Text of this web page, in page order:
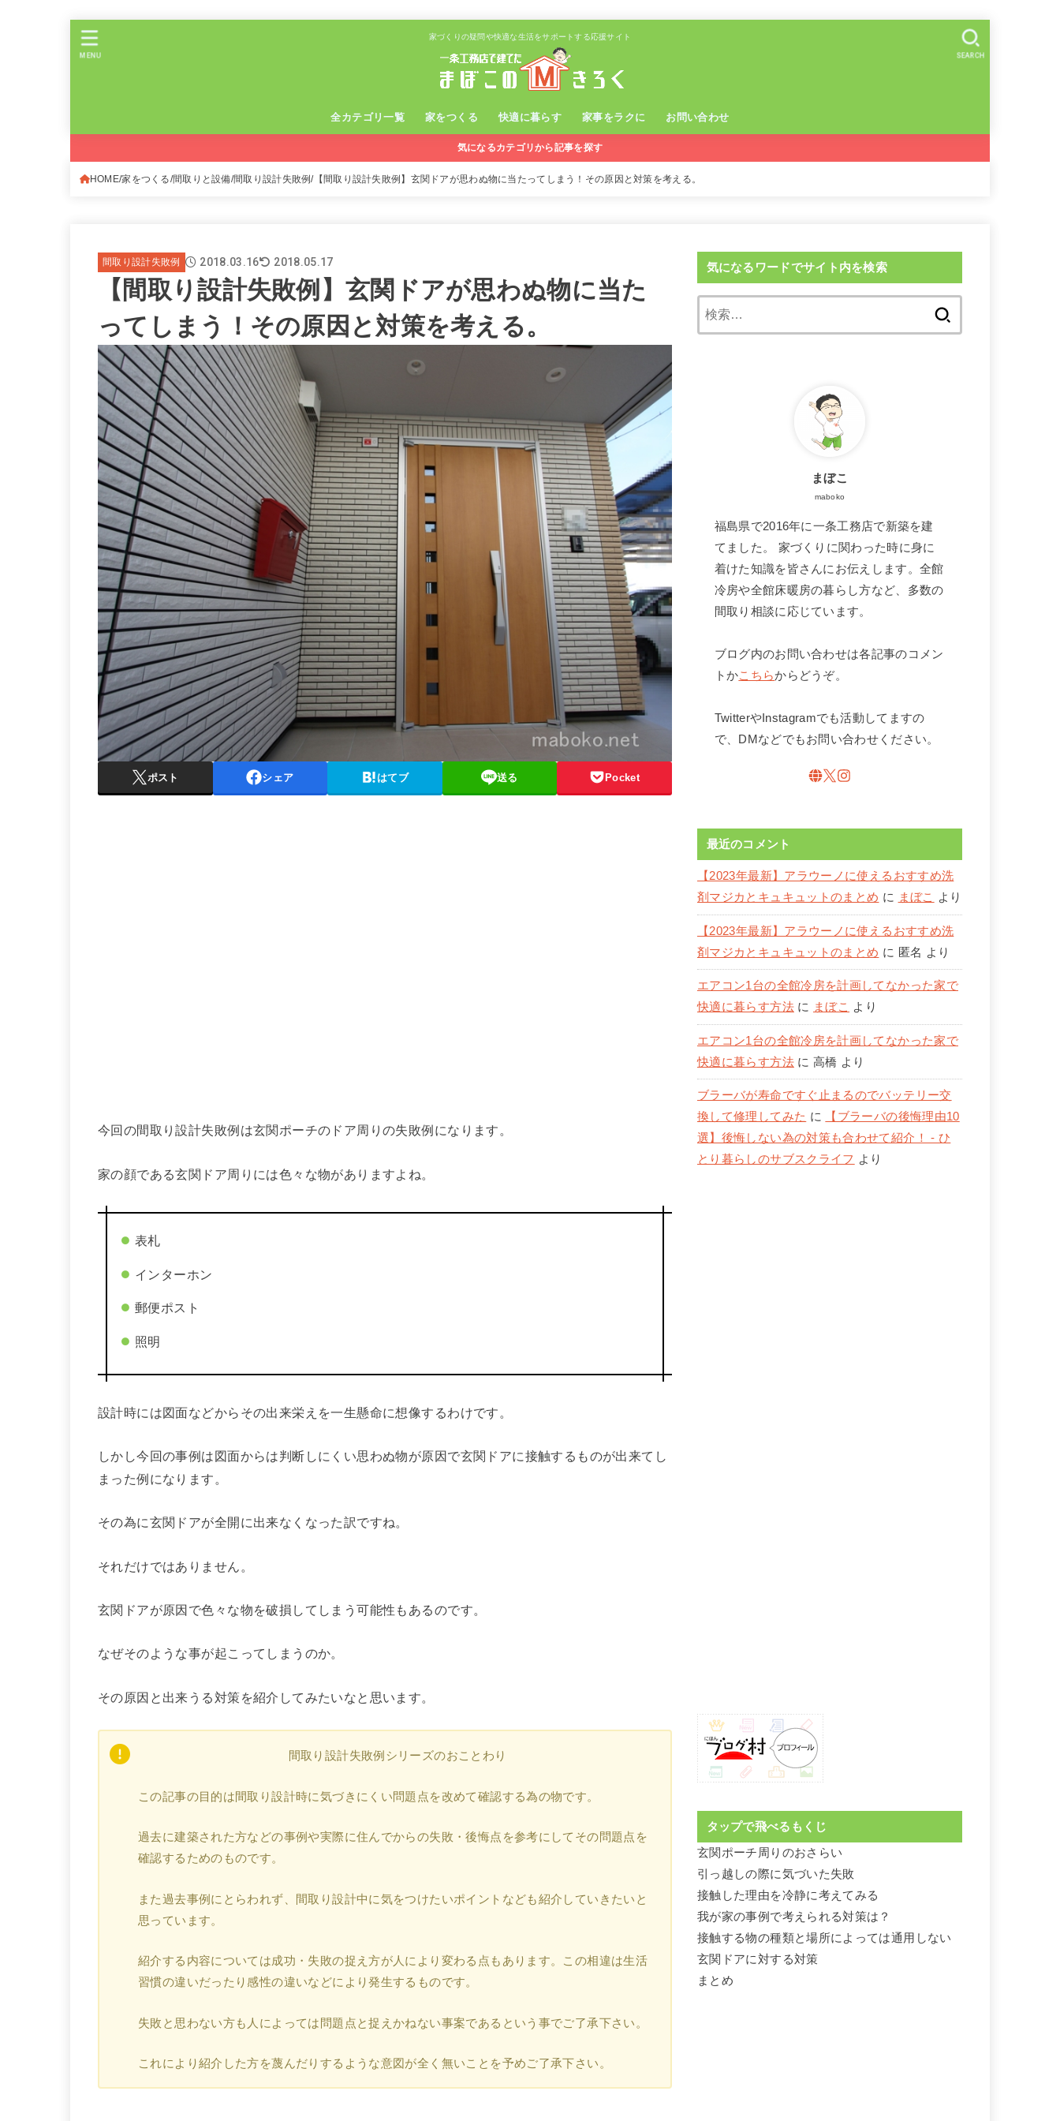
家づくりの疑問や快適な生活をサポートする応援サイト
全カテゴリ一覧 家をつくる 快適に暮らす 家事をラクに お問い合わせ
SEARCH
MENU
気になるカテゴリから記事を探す
HOME 家をつくる 間取りと設備 間取り設計失敗例 【間取り設計失敗例】玄関ドアが思わぬ物に当たってしまう！その原因と対策を考える。
間取り設計失敗例 2018.03.16 2018.05.17
【間取り設計失敗例】玄関ドアが思わぬ物に当た
ってしまう！その原因と対策を考える。
ポスト シェア はてブ 送る Pocket
今回の間取り設計失敗例は玄関ポーチのドア周りの失敗例になります。
家の顔である玄関ドア周りには色々な物がありますよね。
表札
インターホン
郵便ポスト
照明
設計時には図面などからその出来栄えを一生懸命に想像するわけです。
しかし今回の事例は図面からは判断しにくい思わぬ物が原因で玄関ドアに接触するものが出来てし
まった例になります。
その為に玄関ドアが全開に出来なくなった訳ですね。
それだけではありません。
玄関ドアが原因で色々な物を破損してしまう可能性もあるのです。
なぜそのような事が起こってしまうのか。
その原因と出来うる対策を紹介してみたいなと思います。
間取り設計失敗例シリーズのおことわり
この記事の目的は間取り設計時に気づきにくい問題点を改めて確認する為の物です。
過去に建築された方などの事例や実際に住んでからの失敗・後悔点を参考にしてその問題点を
確認するためのものです。
また過去事例にとらわれず、間取り設計中に気をつけたいポイントなども紹介していきたいと
思っています。
紹介する内容については成功・失敗の捉え方が人により変わる点もあります。この相違は生活
習慣の違いだったり感性の違いなどにより発生するものです。
失敗と思わない方も人によっては問題点と捉えかねない事案であるという事でご了承下さい。
これにより紹介した方を蔑んだりするような意図が全く無いことを予めご了承下さい。
気になるワードでサイト内を検索
まぼこ
maboko
福島県で2016年に一条工務店で新築を建
てました。 家づくりに関わった時に身に
着けた知識を皆さんにお伝えします。全館
冷房や全館床暖房の暮らし方など、多数の
間取り相談に応じています。
ブログ内のお問い合わせは各記事のコメン
トかこちらからどうぞ。
TwitterやInstagramでも活動してますの
で、DMなどでもお問い合わせください。
最近のコメント
【2023年最新】アラウーノに使えるおすすめ洗
剤マジカとキュキュットのまとめ に まぼこ より
【2023年最新】アラウーノに使えるおすすめ洗
剤マジカとキュキュットのまとめ に 匿名 より
エアコン1台の全館冷房を計画してなかった家で
快適に暮らす方法に まぼこ より
エアコン1台の全館冷房を計画してなかった家で
快適に暮らす方法に 高橋 より
ブラーバが寿命ですぐ止まるのでバッテリー交
換して修理してみた に
【ブラーバの後悔理由10
選】後悔しない為の対策も合わせて紹介！ - ひ
とり暮らしのサブスクライフ より
タップで飛べるもくじ
玄関ポーチ周りのおさらい
引っ越しの際に気づいた失敗
接触した理由を冷静に考えてみる
我が家の事例で考えられる対策は？
接触する物の種類と場所によっては通用しない
玄関ドアに対する対策
まとめ